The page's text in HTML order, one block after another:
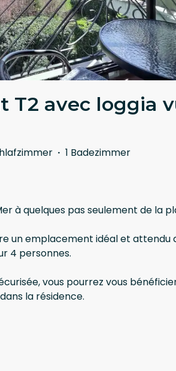
T2 avec loggia
· 1 Badezimmer
à quelques pas seulement de la
un emplacement idéal et attendu
4 personnes.
vous pourrez vous